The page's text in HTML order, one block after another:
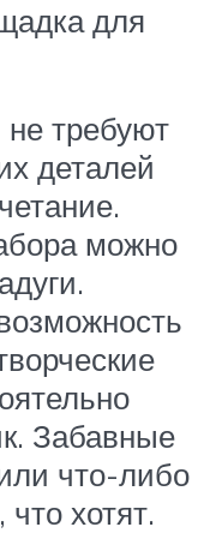
для
требуют
деталей
можно
Забавные
что-либо
хотят.